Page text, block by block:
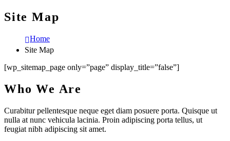
Site Map
Home
Site Map
[wp_sitemap_page only=”page” display_title=”false”]
WhoWe Are
Curabitur pellentesque neque eget diam posuere porta. Quisque ut
nulla at nunc vehicula lacinia. Proin adipiscing porta tellus, ut
feugiat nibh adipiscing sit amet.